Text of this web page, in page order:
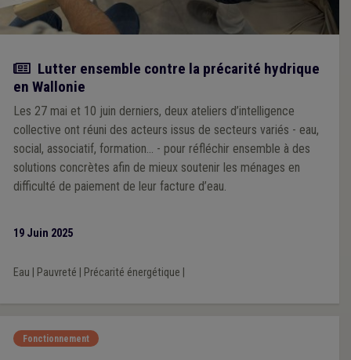
Actualité
Lutter ensemble contre la précarité hydrique
en Wallonie
Les 27 mai et 10 juin derniers, deux ateliers d’intelligence
collective ont réuni des acteurs issus de secteurs variés - eau,
social, associatif, formation... - pour réfléchir ensemble à des
solutions concrètes afin de mieux soutenir les ménages en
difficulté de paiement de leur facture d’eau.
19 Juin 2025
Eau Pauvreté Précarité énergétique
Fonctionnement